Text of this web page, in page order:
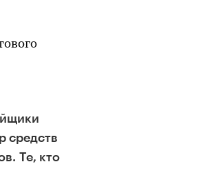
средств
Те, кто